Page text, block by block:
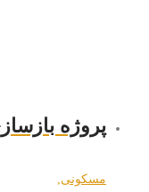
پروژه
مسکونی,